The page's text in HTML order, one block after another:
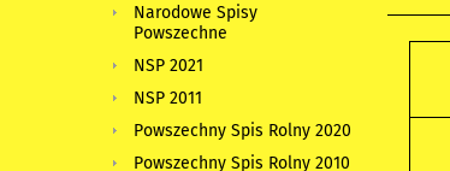
Narodowe Spisy
Powszechne
NSP 2021
NSP 2011
Powszechny Spis Rolny 2020
Powszechny Spis Rolny 2010